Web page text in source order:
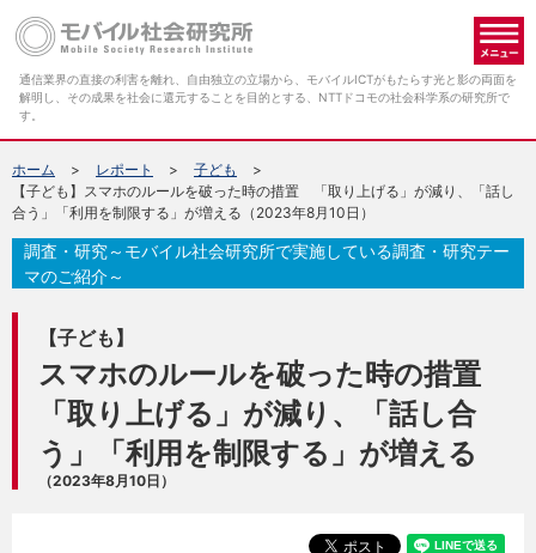
通信業界の直接の利害を離れ、自由独立の立場から、モバイルICTがもたらす光と影の両面を
解明し、その成果を社会に還元することを目的とする、NTTドコモの社会科学系の研究所で
す。
ホーム レポート
子ども
【子ども】スマホのルールを破った時の措置 「取り上げる」が減り、「話し
合う」「利用を制限する」が増える（2023年8月10日）
【子ども】
スマホのルールを破った時の措置
「取り上げる」が減り、「話し合
う」「利用を制限する」が増える
（2023年8月10日）
調査・研究～モバイル社会研究所で実施している調査・研究テー
マのご紹介～